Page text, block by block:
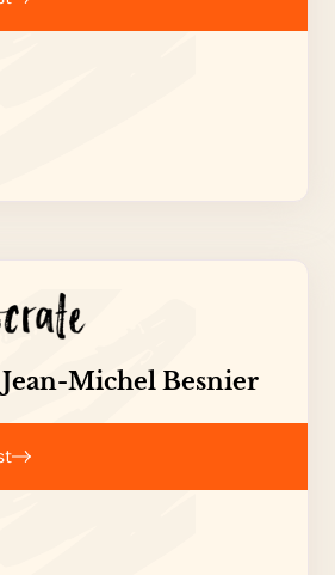
Michel Besnier